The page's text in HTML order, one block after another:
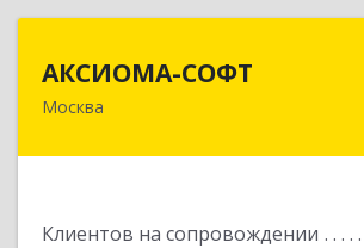
АКСИОМА-СОФТ
Москва
Клиентов на сопровождении
105066, Москва г, вн.тер.г.